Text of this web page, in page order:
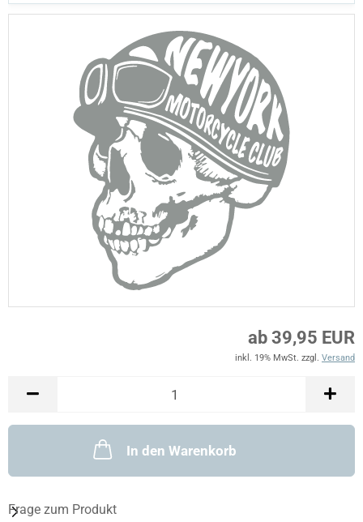
ab 39,95 EUR
inkl. 19% MwSt. zzgl. Versand
In den Warenkorb
Frage zum Produkt